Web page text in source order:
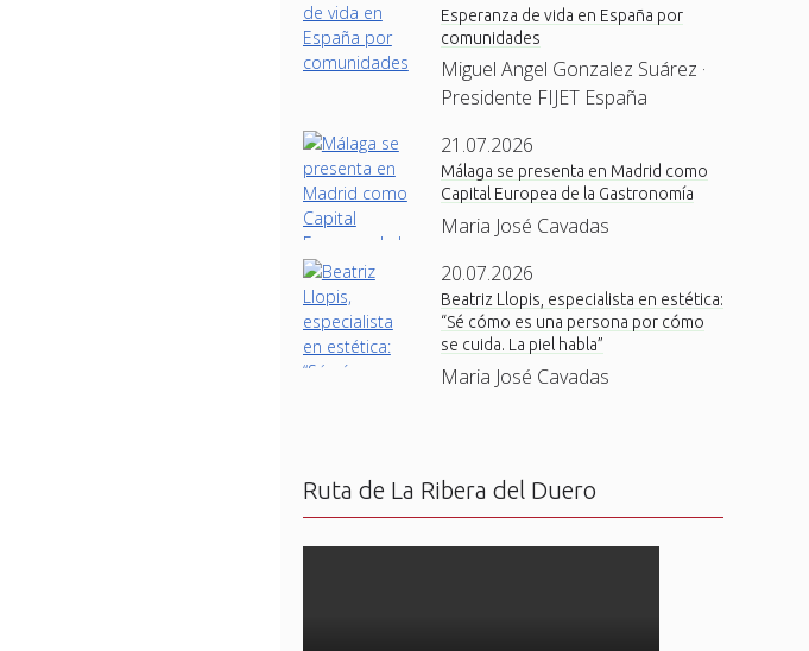
Esperanza de vida en España por
comunidades
Miguel Angel Gonzalez Suárez ·
Presidente FIJET España
21.07.2026
Málaga se presenta en Madrid como
Capital Europea de la Gastronomía
Maria José Cavadas
20.07.2026
Beatriz Llopis, especialista en estética:
“Sé cómo es una persona por cómo
se cuida. La piel habla”
Maria José Cavadas
Ruta de La Ribera del Duero